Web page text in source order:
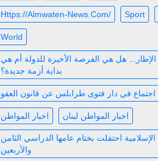
Https://almwaten-News.com/ Sport
World
الإطار... هل هي الفرصة الأخيرة للدولة أم هي
بداية أزمة جديدة؟
اجتماع في دار فتوى طرابلس عن قانون العفو
اخبار المواطن اخبار المواطن لبنان
الإسلامية احتفلت بختام عامها الدراسي الثامن
والأربعين